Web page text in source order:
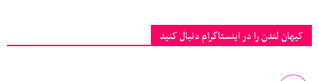
کیهان لندن را در اینستاگرام دنبال کنید